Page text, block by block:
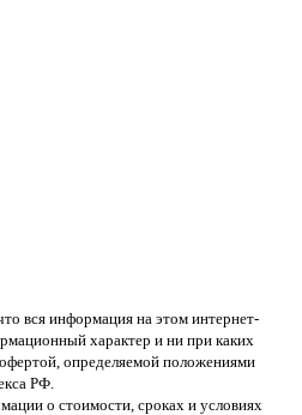
вся информация на этом интернет-
характер и ни при каких
определяемой положениями
РФ.
о стоимости, сроках и условиях